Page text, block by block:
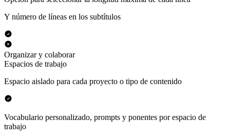
Y número de líneas en los subtítulos
Organizar y colaborar
Espacios de trabajo
Espacio aislado para cada proyecto o tipo de contenido
Vocabulario personalizado, prompts y ponentes por espacio de
trabajo